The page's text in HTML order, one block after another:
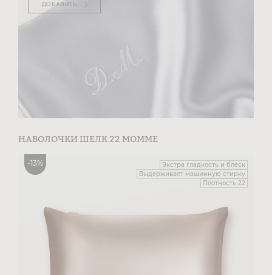
ДОБАВИТЬ
НАВОЛОЧКИ ШЕЛК 22 МОММЕ
-13%
Экстра гладкость и блеск
Выдерживает машинную стирку
Плотность 22